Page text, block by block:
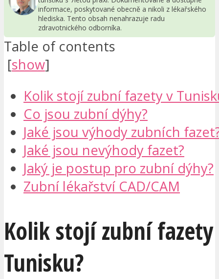
informace, poskytované obecně a nikoli z lékařského
hlediska. Tento obsah nenahrazuje radu
zdravotnického odborníka.
Table of contents
[show]
Kolik stojí zubní fazety v
Co jsou zubní dýhy?
Jaké jsou výhody zubních
Jaké jsou nevýhody fazet?
Jaký je postup pro zubní dýhy?
Zubní lékařství CAD/CAM
Kolik stojí zubní
Tunisku?